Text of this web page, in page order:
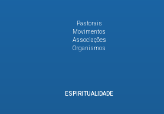
Pastorais
Movimentos
Associações
Organismos
ESPIRITUALIDADE